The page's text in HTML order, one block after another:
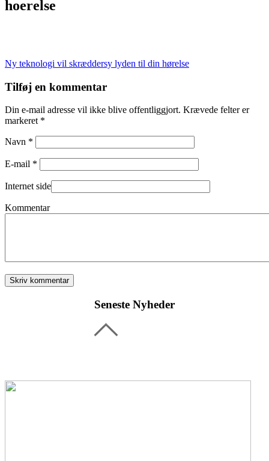
hoerelse
Indlægsnavigation
Ny teknologi vil skræddersy lyden til din hørelse
Tilføj en kommentar
Din e-mail adresse vil ikke blive offentliggjort. Krævede felter er
markeret *
Navn *
E-mail *
Internet side
Kommentar
Seneste Nyheder